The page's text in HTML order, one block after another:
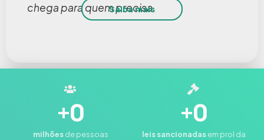
chega para quem precisa.
Saiba mais
+0
milhõesde pessoas
+0
leissancionadasem prol da